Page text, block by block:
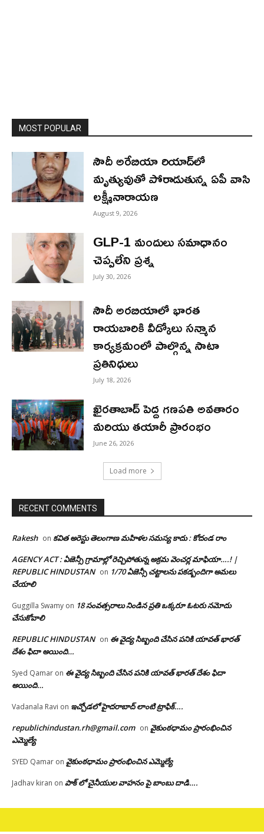
MOST POPULAR
సౌదీ అరేబియా రియాద్‌లో
మృత్యువుతో పోరాడుతున్న ఏపీ వాసి
లక్ష్మీనారాయణ
August 9, 2026
GLP-1 మందులు సమాధానం
చెప్పలేని ప్రశ్న
July 30, 2026
సౌదీ అరబియాలో భారత
రాయబారికి వీడ్కోలు సన్మాన
కార్యక్రమంలో పాల్గొన్న సాటా
ప్రతినిధులు
July 18, 2026
ఖైరతాబాద్ పెద్ద గణపతి అవతారం
మరియు తయారీ ప్రారంభం
June 26, 2026
Load more
RECENT COMMENTS
Rakesh on కవిత అరెస్టు తెలంగాణ మహిళల సమస్య కాదు : కోదండ రాం
AGENCY ACT : ఏజెన్సీ గ్రామాల్లో రెచ్చిపోతున్న అక్రమ వెంచర్ల మాఫియా….! |
REPUBLIC HINDUSTAN on 1/70 ఏజెన్సీ చట్టాలను పకడ్బందిగా అమలు
చేయాలి
Guggilla Swamy on 18 సంవత్సరాలు నిండిన ప్రతి ఒక్కరూ ఓటరు నమోదు
చేసుకోవాలి
REPUBLIC HINDUSTAN on ఈ వైద్య సిబ్బంది చేసిన పనికి యావత్ భారత్
దేశం ఫిదా అయింది…
Syed Qamar on ఈ వైద్య సిబ్బంది చేసిన పనికి యావత్ భారత్ దేశం ఫిదా
అయింది…
Vadanala Ravi on ఇచ్చోడలో హైదరాబాద్ లాంటి ట్రాఫిక్….
republichindustan.rh@gmail.com on వైకుంఠధామం ప్రారంభించిన
ఎమ్మెల్యే
SYED Qamar on వైకుంఠధామం ప్రారంభించిన ఎమ్మెల్యే
Jadhav kiran on పాక్ లో చైనీయుల వాహనం పై బాంబు దాడి….